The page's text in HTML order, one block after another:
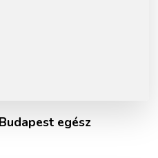
egész